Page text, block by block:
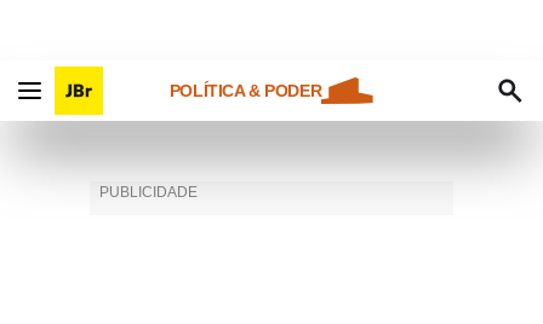
POLÍTICA & PODER